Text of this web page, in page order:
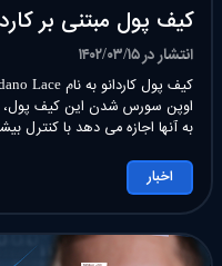
کیف پول مبتنی بر
انتشار در ۱۴۰۲/۰۳/۱۵
اوپن سورس شدن این کیف پول،
به آنها اجازه می دهد با کنترل
اخبار